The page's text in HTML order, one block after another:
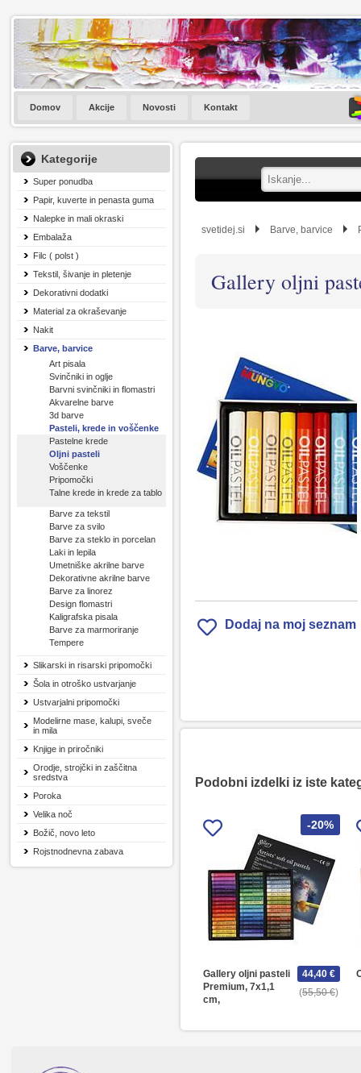
Domov Akcije Novosti Kontakt
Kategorije
Super ponudba
Papir, kuverte in penasta guma
Nalepke in mali okraski
Embalaža
Filc ( polst )
Tekstil, šivanje in pletenje
Dekorativni dodatki
Material za okraševanje
Nakit
Barve, barvice
Art pisala
Svinčniki in oglje
Barvni svinčniki in flomastri
Akvarelne barve
3d barve
Pasteli, krede in voščenke
Pastelne krede
Oljni pasteli
Voščenke
Pripomočki
Talne krede in krede za tablo
Barve za tekstil
Barve za svilo
Barve za steklo in porcelan
Laki in lepila
Umetniške akrilne barve
Dekorativne akrilne barve
Barve za linorez
Design flomastri
Kaligrafska pisala
Barve za marmoriranje
Tempere
Slikarski in risarski pripomočki
Šola in otroško ustvarjanje
Ustvarjalni pripomočki
Modelirne mase, kalupi, sveče
in mila
Knjige in priročniki
Orodje, strojčki in zaščitna
sredstva
Poroka
Velika noč
Božič, novo leto
Rojstnodnevna zabava
svetidej.si Barve, barvice
Gallery oljni
Dodaj na moj seznam
Podobni izdelki iz iste
-20%
Gallery oljni pasteli
Premium, 7x1,1
cm,
55,50 €
44,40 €